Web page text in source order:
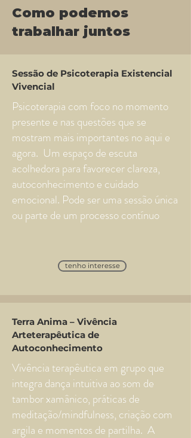
Como podemos
trabalhar juntos
Sessão de Psicoterapia Existencial
Vivencial
Psicoterapia com foco no momento
presente e nas questões que se
mostram mais importantes no aqui e
agora. Um espaço de escuta
acolhedora para favorecer clareza,
autoconhecimento e cuidado
emocional. Pode ser uma sessão única
ou parte de um processo contínuo
tenho interesse
Terra Anima – Vivência
Arteterapêutica de
Autoconhecimento
Vivência terapêutica em grupo que
integra dança intuitiva ao som de
tambor xamânico, práticas de
meditação/mindfulness, criação com
argila e momentos de partilha. A